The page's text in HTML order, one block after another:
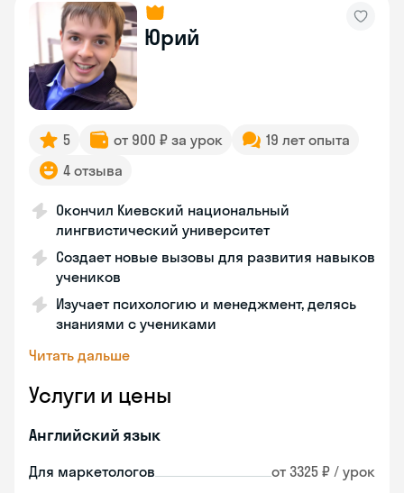
Юрий
5 от 900 ₽ за урок
19 лет опыта
4 отзыва
Окончил Киевский национальный
лингвистический университет
Создает новые вызовы для развития навыков
учеников
Изучает психологию и менеджмент, делясь
знаниями с учениками
Читать дальше
Услуги и цены
Английский язык
Для маркетологов от 3325 ₽ / урок